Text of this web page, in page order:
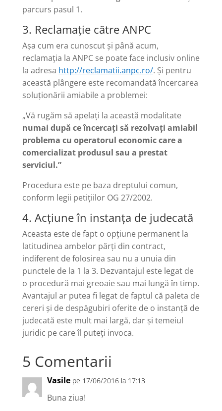
parcurs pasul 1.
3. Reclamație către ANPC
Așa cum era cunoscut și până acum,
reclamația la ANPC se poate face inclusiv online
la adresa http://reclamatii.anpc.ro/. Și pentru
această plângere este recomandată încercarea
soluționării amiabile a problemei:
„Vă rugăm să apelaţi la această modalitate
numai după ce încercaţi să rezolvaţi amiabil
problema cu operatorul economic care a
comercializat produsul sau a prestat
serviciul.”
Procedura este pe baza dreptului comun,
conform legii petițiilor OG 27/2002.
4. Acțiune în instanța de judecată
Aceasta este de fapt o opțiune permanent la
latitudinea ambelor părți din contract,
indiferent de folosirea sau nu a unuia din
punctele de la 1 la 3. Dezvantajul este legat de
o procedură mai greoaie sau mai lungă în timp.
Avantajul ar putea fi legat de faptul că paleta de
cereri și de despăgubiri oferite de o instanță de
judecată este mult mai largă, dar și temeiul
juridic pe care îl puteți invoca.
5 Comentarii
Vasile pe 17/06/2016 la 17:13
Buna ziua!